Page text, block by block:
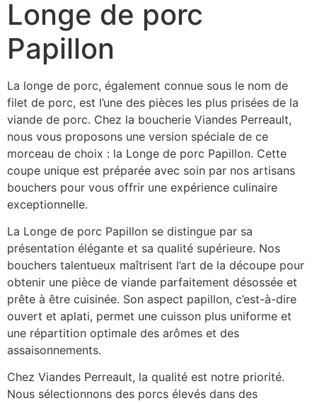
Longe de porc
Papillon
La longe de porc, également connue sous le nom de
filet de porc, est l’une des pièces les plus prisées de la
viande de porc. Chez la boucherie Viandes Perreault,
nous vous proposons une version spéciale de ce
morceau de choix : la Longe de porc Papillon. Cette
coupe unique est préparée avec soin par nos artisans
bouchers pour vous offrir une expérience culinaire
exceptionnelle.
La Longe de porc Papillon se distingue par sa
présentation élégante et sa qualité supérieure. Nos
bouchers talentueux maîtrisent l’art de la découpe pour
obtenir une pièce de viande parfaitement désossée et
prête à être cuisinée. Son aspect papillon, c’est-à-dire
ouvert et aplati, permet une cuisson plus uniforme et
une répartition optimale des arômes et des
assaisonnements.
Chez Viandes Perreault, la qualité est notre priorité.
Nous sélectionnons des porcs élevés dans des